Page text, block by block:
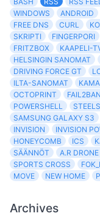
WINDOWS
ANDROID
FREE DNS
CURL
SKRIPTI
FINGERPORI
FRITZBOX
KAAPELI-
HELSINGIN SANOMAT
DRIVING FORCE GT
ILTA-SANOMAT
OCTOPRINT
FAIL2BAN
POWERSHELL
SAMSUNG GALAXY S3
INVISION
INVISION
HONEYCOMB
ICS
SÄÄNNÖT
A.R
SPORTS CROSS
MOVE
NEW HOME
Archives